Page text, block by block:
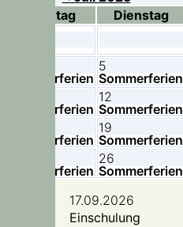
Montag
Dienstag
Sommerferien
5
Sommerferien
Sommerferien
12
Sommerferien
Sommerferien
19
Sommerferien
Sommerferien
26
Sommerferien
17.09.2026
Einschulung